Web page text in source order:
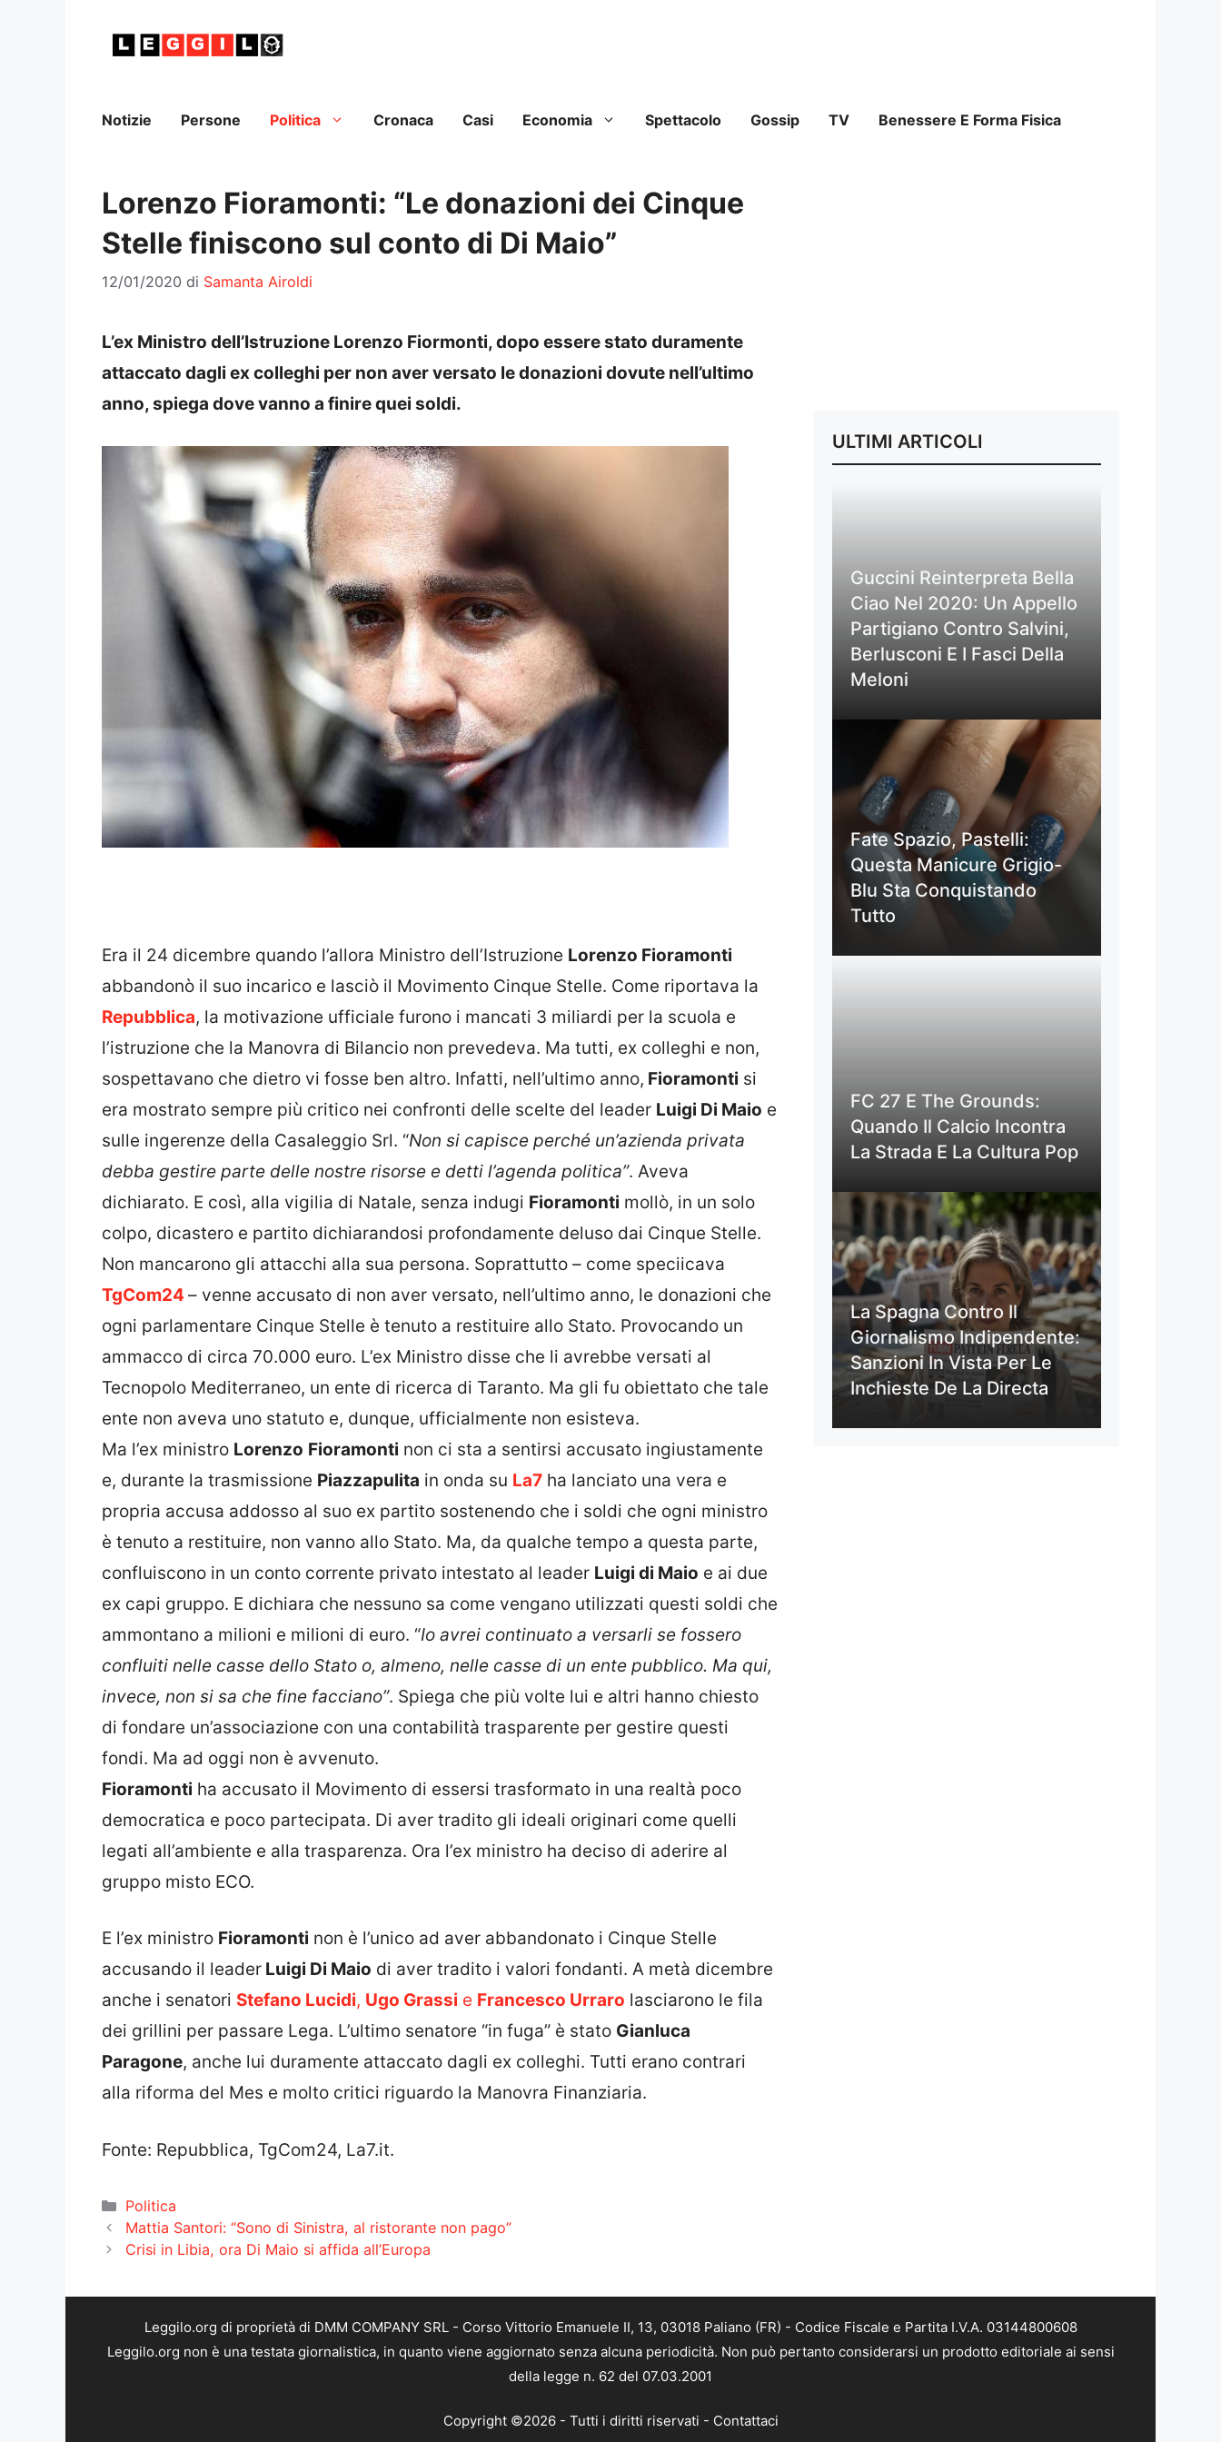
Notizie Persone Politica Cronaca Casi Economia Spettacolo Gossip TV Benessere E Forma Fisica
Lorenzo Fioramonti: “Le donazioni dei Cinque
Stelle finiscono sul conto di Di Maio”
12/01/2020 di Samanta Airoldi
L’ex Ministro dell’Istruzione Lorenzo Fiormonti, dopo essere stato duramente
attaccato dagli ex colleghi per non aver versato le donazioni dovute nell’ultimo
anno, spiega dove vanno a finire quei soldi.
Era il 24 dicembre quando l’allora Ministro dell’Istruzione Lorenzo Fioramonti
abbandonò il suo incarico e lasciò il Movimento Cinque Stelle. Come riportava la
Repubblica, la motivazione ufficiale furono i mancati 3 miliardi per la scuola e
l’istruzione che la Manovra di Bilancio non prevedeva. Ma tutti, ex colleghi e non,
sospettavano che dietro vi fosse ben altro. Infatti, nell’ultimo anno, Fioramonti si
era mostrato sempre più critico nei confronti delle scelte del leader Luigi Di Maio e
sulle ingerenze della Casaleggio Srl. “Non si capisce perché un’azienda privata
debba gestire parte delle nostre risorse e detti l’agenda politica”. Aveva
dichiarato. E così, alla vigilia di Natale, senza indugi Fioramonti mollò, in un solo
colpo, dicastero e partito dichiarandosi profondamente deluso dai Cinque Stelle.
Non mancarono gli attacchi alla sua persona. Soprattutto – come speciicava
TgCom24 – venne accusato di non aver versato, nell’ultimo anno, le donazioni che
ogni parlamentare Cinque Stelle è tenuto a restituire allo Stato. Provocando un
ammacco di circa 70.000 euro. L’ex Ministro disse che li avrebbe versati al
Tecnopolo Mediterraneo, un ente di ricerca di Taranto. Ma gli fu obiettato che tale
ente non aveva uno statuto e, dunque, ufficialmente non esisteva.
Ma l’ex ministro Lorenzo Fioramonti non ci sta a sentirsi accusato ingiustamente
e, durante la trasmissione Piazzapulita in onda su La7 ha lanciato una vera e
propria accusa addosso al suo ex partito sostenendo che i soldi che ogni ministro
è tenuto a restituire, non vanno allo Stato. Ma, da qualche tempo a questa parte,
confluiscono in un conto corrente privato intestato al leader Luigi di Maio e ai due
ex capi gruppo. E dichiara che nessuno sa come vengano utilizzati questi soldi che
ammontano a milioni e milioni di euro. “Io avrei continuato a versarli se fossero
confluiti nelle casse dello Stato o, almeno, nelle casse di un ente pubblico. Ma qui,
invece, non si sa che fine facciano”. Spiega che più volte lui e altri hanno chiesto
di fondare un’associazione con una contabilità trasparente per gestire questi
fondi. Ma ad oggi non è avvenuto.
Fioramonti ha accusato il Movimento di essersi trasformato in una realtà poco
democratica e poco partecipata. Di aver tradito gli ideali originari come quelli
legati all’ambiente e alla trasparenza. Ora l’ex ministro ha deciso di aderire al
gruppo misto ECO.
E l’ex ministro Fioramonti non è l’unico ad aver abbandonato i Cinque Stelle
accusando il leader Luigi Di Maio di aver tradito i valori fondanti. A metà dicembre
anche i senatori Stefano Lucidi, Ugo Grassi e Francesco Urraro lasciarono le fila
dei grillini per passare Lega. L’ultimo senatore “in fuga” è stato Gianluca
Paragone, anche lui duramente attaccato dagli ex colleghi. Tutti erano contrari
alla riforma del Mes e molto critici riguardo la Manovra Finanziaria.
Fonte: Repubblica, TgCom24, La7.it.
Categorie
Politica
Mattia Santori: “Sono di Sinistra, al ristorante non pago”
Crisi in Libia, ora Di Maio si affida all’Europa
ULTIMI ARTICOLI
Guccini Reinterpreta Bella
Ciao Nel 2020: Un Appello
Partigiano Contro Salvini,
Berlusconi E I Fasci Della
Meloni
Fate Spazio, Pastelli:
Questa Manicure Grigio-
Blu Sta Conquistando
Tutto
FC 27 E The Grounds:
Quando Il Calcio Incontra
La Strada E La Cultura Pop
La Spagna Contro Il
Giornalismo Indipendente:
Sanzioni In Vista Per Le
Inchieste De La Directa
Leggilo.org di proprietà di DMM COMPANY SRL - Corso Vittorio Emanuele II, 13, 03018 Paliano (FR) - Codice Fiscale e Partita I.V.A. 03144800608
Leggilo.org non è una testata giornalistica, in quanto viene aggiornato senza alcuna periodicità. Non può pertanto considerarsi un prodotto editoriale ai sensi
della legge n. 62 del 07.03.2001
Copyright ©2026 - Tutti i diritti riservati - Contattaci